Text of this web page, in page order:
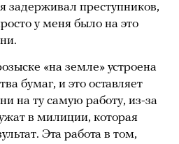
задерживал преступников,
у меня было на это
«на земле» устроена
бумаг, и это оставляет
на ту самую работу, из-за
в милиции, которая
Эта работа в том,